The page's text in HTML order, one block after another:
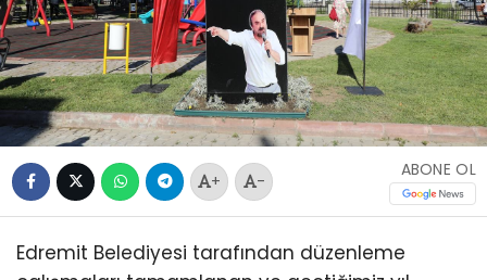
+ -
ABONE OL
Edremit Belediyesi tarafından düzenleme